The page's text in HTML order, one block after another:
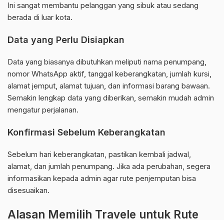
Ini sangat membantu pelanggan yang sibuk atau sedang
berada di luar kota.
Data yang Perlu Disiapkan
Data yang biasanya dibutuhkan meliputi nama penumpang,
nomor WhatsApp aktif, tanggal keberangkatan, jumlah kursi,
alamat jemput, alamat tujuan, dan informasi barang bawaan.
Semakin lengkap data yang diberikan, semakin mudah admin
mengatur perjalanan.
Konfirmasi Sebelum Keberangkatan
Sebelum hari keberangkatan, pastikan kembali jadwal,
alamat, dan jumlah penumpang. Jika ada perubahan, segera
informasikan kepada admin agar rute penjemputan bisa
disesuaikan.
Alasan Memilih Travele untuk Rute